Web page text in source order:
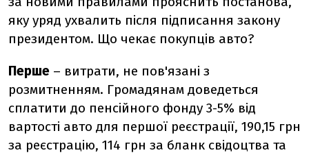
яку уряд ухвалить після підписання закону
президентом. Що чекає покупців авто?
Перше – витрати, не пов'язані з
розмитненням. Громадянам доведеться
сплатити до пенсійного фонду 3-5% від
вартості авто для першої реєстрації, 190,15 грн
за реєстрацію, 114 грн за бланк свідоцтва та